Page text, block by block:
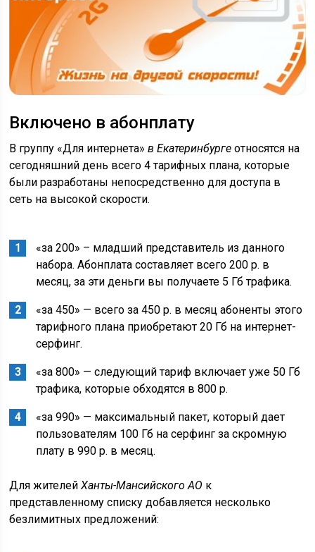
Включено в абонплату
В группу «Для интернета»в Екатеринбурге относятся на
сегодняшний день всего 4 тарифных плана, которые
были разработаны непосредственно для доступа в
сеть на высокой скорости.
«за 200» – младший представитель из данного
набора. Абонплата составляет всего 200 р. в
месяц, за эти деньги вы получаете 5 Гб трафика.
«за 450» — всего за 450 р. в месяц абоненты этого
тарифного плана приобретают 20 Гб на интернет-
серфинг.
«за 800» — следующий тариф включает уже 50 Гб
трафика, которые обходятся в 800 р.
«за 990» — максимальный пакет, который дает
пользователям 100 Гб на серфинг за скромную
плату в 990 р. в месяц.
Для жителейХанты-Мансийского АО к
представленному списку добавляется несколько
безлимитных предложений: